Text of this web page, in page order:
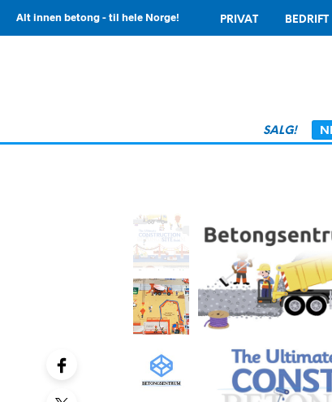
Alt innen betong - til hele Norge! PRIVAT BEDRIFT
SALG!